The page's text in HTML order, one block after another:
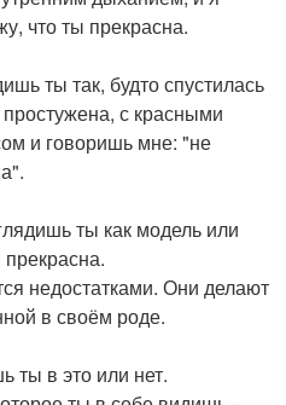
что ты прекрасна.
ты так, будто спустилась
с красными
и говоришь мне: "не
ты как модель или
недостатками. Они делают
в своём роде.
ты в это или нет.